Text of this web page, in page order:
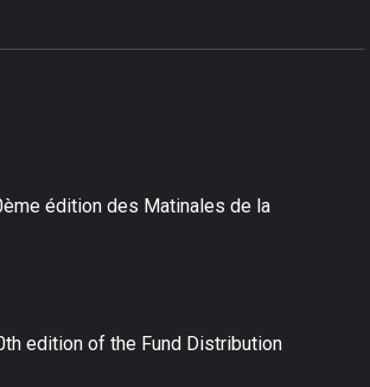
édition des Matinales de la
edition of the Fund Distribution